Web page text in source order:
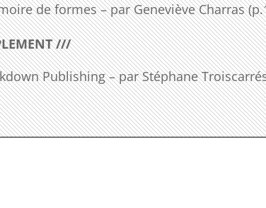
de formes – par Geneviève Charras
///
Publishing – par Stéphane